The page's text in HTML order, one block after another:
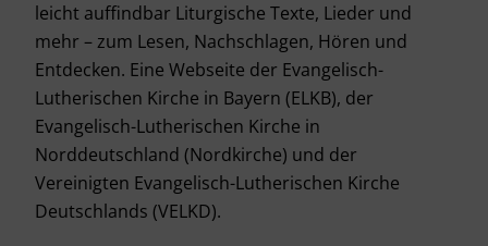
leicht auffindbar Liturgische Texte, Lieder und
mehr – zum Lesen, Nachschlagen, Hören und
Entdecken. Eine Webseite der Evangelisch-
Lutherischen Kirche in Bayern (ELKB), der
Evangelisch-Lutherischen Kirche in
Norddeutschland (Nordkirche) und der
Vereinigten Evangelisch-Lutherischen Kirche
Deutschlands (VELKD).